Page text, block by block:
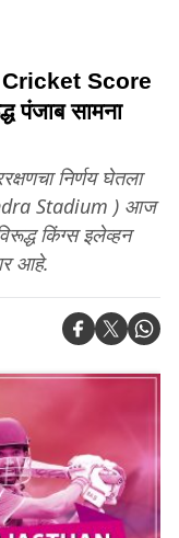
Score
पंजाब सामना
निर्णय घेतला
Stadium ) आज
किंग्स इलेव्हन
आहे.